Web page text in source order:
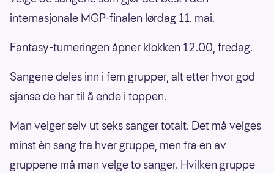
internasjonale MGP-finalen lørdag 11. mai.
Fantasy-turneringen åpner klokken 12.00, fredag.
Sangene deles inn i fem grupper, alt etter hvor god
sjanse de har til å ende i toppen.
Man velger selv ut seks sanger totalt. Det må velges
minst èn sang fra hver gruppe, men fra en av
gruppene må man velge to sanger. Hvilken gruppe